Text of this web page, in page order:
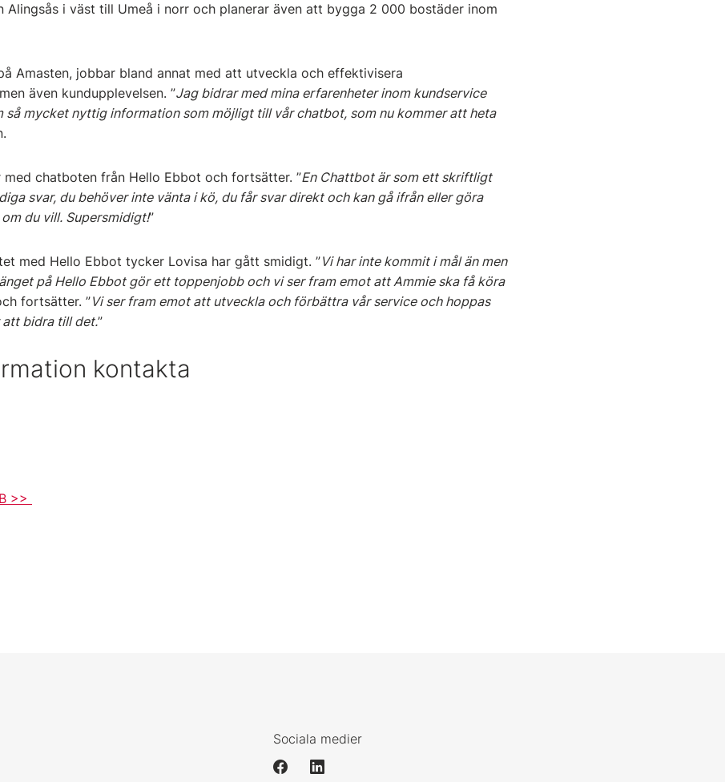
Alingsås i väst till Umeå i norr och planerar även att bygga 2 000 bostäder inom
Amasten, jobbar bland annat med att utveckla och effektivisera
även kundupplevelsen. ”Jag bidrar med mina erfarenheter inom kundservice
så mycket nyttig information som möjligt till vår chatbot, som nu kommer att heta
chatboten från Hello Ebbot och fortsätter. ”En Chattbot är som ett skriftligt
svar, du behöver inte vänta i kö, du får svar direkt och kan gå ifrån eller göra
du vill. Supersmidigt!”
med Hello Ebbot tycker Lovisa har gått smidigt. ”Vi har inte kommit i mål än men
på Hello Ebbot gör ett toppenjobb och vi ser fram emot att Ammie ska få köra
fortsätter. ”Vi ser fram emot att utveckla och förbättra vår service och hoppas
att bidra till det.”
kontakta
>>
Sociala medier